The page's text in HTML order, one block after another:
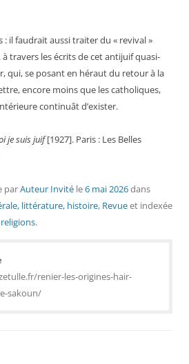
: il faudrait aussi traiter du « revival »
travers les écrits de cet antijuif quasi-
qui, se posant en héraut du retour à la
encore moins que les catholiques,
continuât d’exister.
je suis juif[1927]. Paris : Les Belles
parAuteur Invité le6 mai 2026dans
littérature, histoire, Revueet indexée
religions.
renier-les-origines-hair-
sakoun/